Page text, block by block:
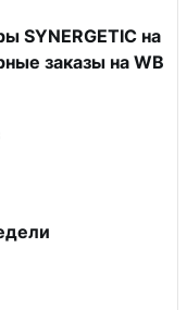
SYNERGETIC на
заказы на WB